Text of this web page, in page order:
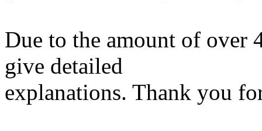
Due to the amount of over
give detailed
explanations. Thank you